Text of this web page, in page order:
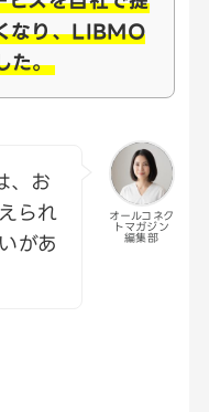
なり、LIBMO
た。
オールコネク
トマガジン
編集部
、お
られ
があ